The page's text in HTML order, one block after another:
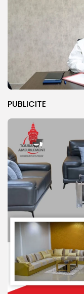
PUBLICITE